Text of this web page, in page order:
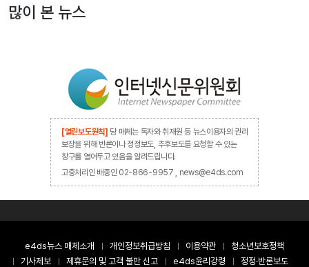
많이 본 뉴스
[열린보도원칙] 당 매체는 독자와 취재원 등 뉴스이용자의 권리
보장을 위해 반론이나 정정보도, 추후보도를 요청할 수 있는
창구를 열어두고 있음을 알려드립니다.
고충처리인 배종인 02-866-9957 , news@e4ds.com
e4ds뉴스 매체소개 개인정보취급방침 이용약관
청소년보호정책
기사제보
제휴문의 및 고객 불만 신고 e4ds윤리강령 정정·반론보도